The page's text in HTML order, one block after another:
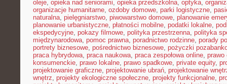
oleje, opieka nad seniorami, opieka przedszkolna, optyka,
organizacje humanitarne, ozdoby domowe, parki logistyczne,
naturalna, pielęgniarstwo, piwowarstwo domowe, planowanie
planowanie urbanistyczne, płatności mobilne, podatki lokalne,
ekspedycyjne, pokazy filmowe, polityka przestrzenna, polityka
międzynarodowa, pomoc prawna, poradnictwo rodzinne, porady
portrety biznesowe, pośrednictwo biznesowe, pożyczki
praca hybrydowa, praca naukowa, praca zespołowa online, prawo
konsumenckie, prawo lokalne, prawo spadkowe, private equity,
projektowanie graficzne, projektowanie ubrań, projektowanie
wnętrz, projekty ekologiczne społeczne, projekty funkcjonalne,